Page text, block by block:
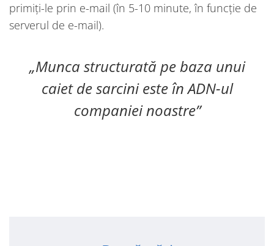
primiți-le prin e-mail (în 5-10 minute, în funcție de
serverul de e-mail).
Munca structurată pe baza unui
caiet de sarcini este în ADN-ul
companiei noastre